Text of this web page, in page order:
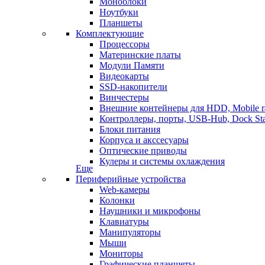
Ноутбуки
Планшеты
Комплектующие
Процессоры
Материнские платы
Модули Памяти
Видеокарты
SSD-накопители
Винчестеры
Внешние контейнеры для HDD, Mobile
Контроллеры, порты, USB-Hub, Dock
Блоки питания
Корпуса и акссесуары
Оптические приводы
Кулеры и системы охлаждения
Еще
Периферийные устройства
Web-камеры
Колонки
Наушники и микрофоны
Клавиатуры
Манипуляторы
Мыши
Мониторы